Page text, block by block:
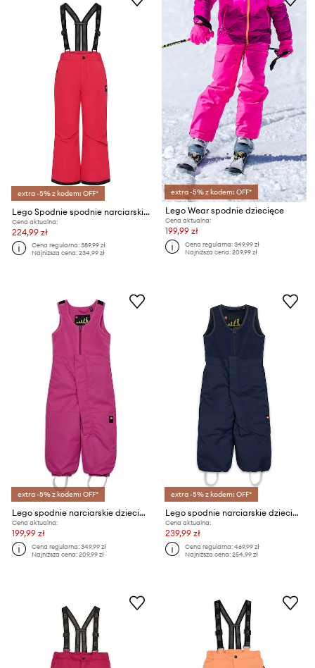
extra -5% z kodem: OFF*
Lego Spodnie spodnie narciarskie dziecięce
Cena aktualna:
224,99 zł
Cena regularna:389,99 zł
Najniższa cena:234,99 zł
extra -5% z kodem: OFF*
Lego Wear spodnie dziecięce
Cena aktualna:
199,99 zł
Cena regularna:349,99 zł
Najniższa cena:209,99 zł
extra -5% z kodem: OFF*
Lego spodnie narciarskie dziecięce
Cena aktualna:
199,99 zł
Cena regularna:349,99 zł
Najniższa cena:209,99 zł
extra -5% z kodem: OFF*
Lego spodnie narciarskie dziecięce
Cena aktualna:
239,99 zł
Cena regularna:469,99 zł
Najniższa cena:254,99 zł